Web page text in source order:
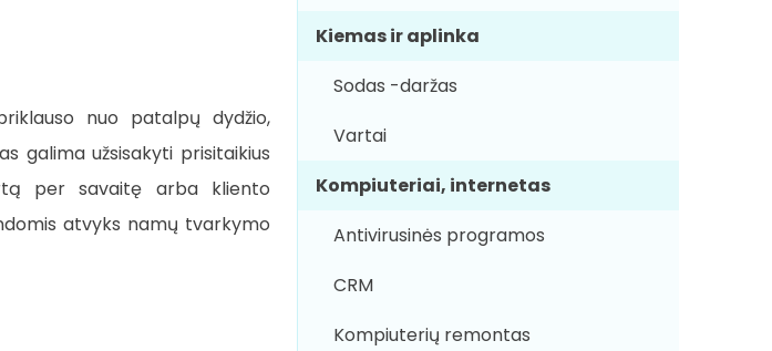
nuo patalpų dydžio,
galima užsisakyti prisitaikius
per savaitę arba kliento
atvyks namų tvarkymo
Kiemas ir aplinka
Sodas -daržas
Vartai
Kompiuteriai, internetas
Antivirusinės programos
CRM
Kompiuterių remontas